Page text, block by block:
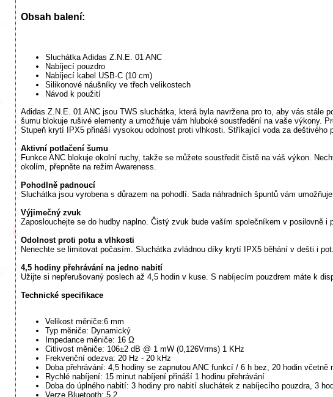
Obsah balení:
Sluchátka Adidas Z.N.E. 01 ANC
Nabíjecí pouzdro
Nabíjecí kabel USB-C (10 cm)
Silikonové náušníky ve třech velikostech
Návod k použití
Adidas Z.N.E. 01 ANC jsou TWS sluchátka, která byla navržena pro to, aby vás
šumu blokuje rušivé elementy a umožňuje vám hluboké soustředění na vaše výkony.
Stupeň krytí IPX5 přináší vysokou odolnost proti vlhkosti. Stříkající voda za deštivého
Aktivní potlačení šumu
Funkce ANC blokuje okolní ruchy, takže se můžete soustředit čistě na váš výkon.
okolím, přepněte na režim Awareness.
Pohodlně padnoucí
Sluchátka jsou vyrobena s důrazem na pohodlí. Sada náhradních špuntů vám
Výjimečný zvuk
Zaposlouchejte se do hudby naplno. Čistý zvuk bude vaším společníkem v posilovně i
Odolnost proti potu a vlhkosti
Nenechte se limitovat počasím. Sluchátka zvládnou díky krytí IPX5 běhání v dešti i pot.
4,5 hodiny přehrávání na jedno nabití
Užijte si nepřerušovaný poslech až 4,5 hodin v kuse. S nabíjecím pouzdrem máte k
Technické specifikace
Velikost měniče:6 mm
Typ měniče: Dynamický
Impedance měniče: 16 Ω
Citlivost měniče: 106±2 dB @ 1 mW (0,126Vrms) 1 KHz
Frekvenční odezva: 20 Hz - 20 kHz
Doba přehrávání: 4,5 hodiny se zapnutou ANC funkcí / 6 h bez, 20 hodin
Rychlé nabíjení: 15 minut nabíjení přináší 1 hodinu přehrávání
Doba do úplného nabití: 3 hodiny pro nabití sluchátek z nabíjecího pouzdra, 3
Verze Bluetooth: 5.2